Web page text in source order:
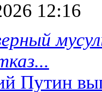
12:16
Путин